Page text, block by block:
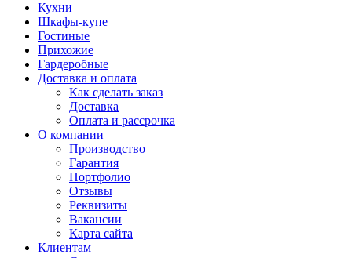
Кухни
Шкафы-купе
Гостиные
Прихожие
Гардеробные
Доставка и оплата
Как сделать заказ
Доставка
Оплата и рассрочка
О компании
Производство
Гарантия
Портфолио
Отзывы
Реквизиты
Вакансии
Карта сайта
Клиентам